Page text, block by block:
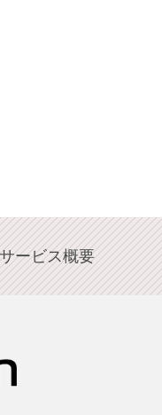
サービス概要